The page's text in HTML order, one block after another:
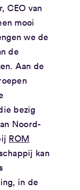
CEO van
mooi
we de
de
Aan de
bezig
Noord-
ROM
kan
in de